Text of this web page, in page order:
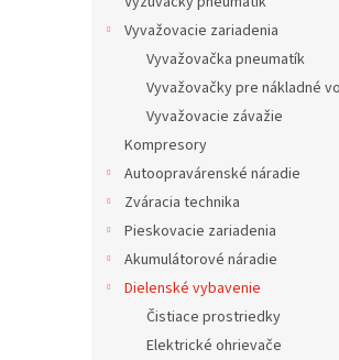
Vyvažovacie zariadenia
Vyvažovačka pneumatík
Vyvažovačky pre nákladné
Vyvažovacie závažie
Kompresory
Autoopravárenské náradie
Zváracia technika
Pieskovacie zariadenia
Akumulátorové náradie
Dielenské vybavenie
Čistiace prostriedky
Elektrické ohrievače